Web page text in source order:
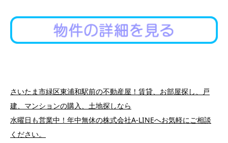
さいたま市緑区東浦和駅前の不動産屋！賃貸、お部屋探し、戸
建、マンションの購入、土地探しなら
水曜日も営業中！年中無休の株式会社A-LINEへお気軽にご相談
ください。